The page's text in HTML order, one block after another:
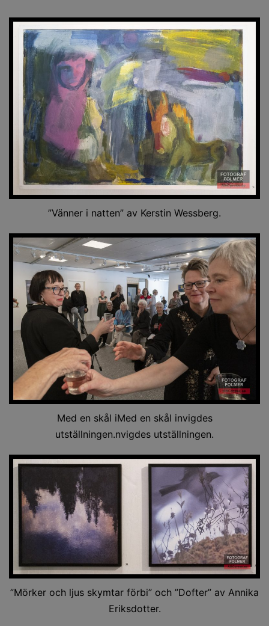
”Vänner i natten” av Kerstin Wessberg.
Med en skål iMed en skål invigdes
utställningen.nvigdes utställningen.
”Mörker och ljus skymtar förbi” och ”Dofter” av Annika
Eriksdotter.